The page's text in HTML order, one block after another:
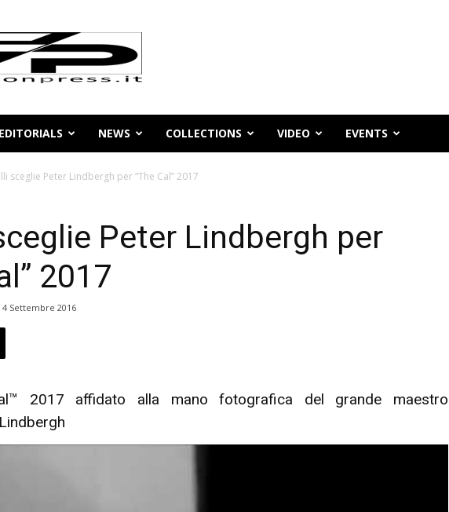
EDITORIALS NEWS COLLECTIONS VIDEO EVENTS
sceglie Peter Lindbergh per “The Cal” 2017
Peter Lindbergh per
2017
4 Settembre 2016
2017 affidato alla mano fotografica del grande maestro